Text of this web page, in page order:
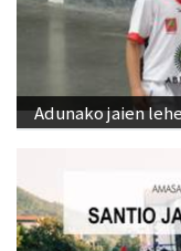
Adunako jaien